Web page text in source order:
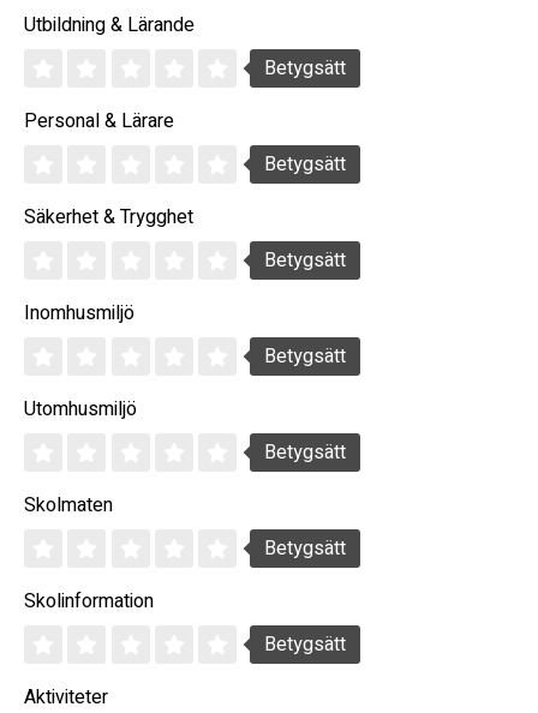
Utbildning & Lärande
Betygsätt
Personal & Lärare
Betygsätt
Säkerhet & Trygghet
Betygsätt
Inomhusmiljö
Betygsätt
Utomhusmiljö
Betygsätt
Skolmaten
Betygsätt
Skolinformation
Betygsätt
Aktiviteter